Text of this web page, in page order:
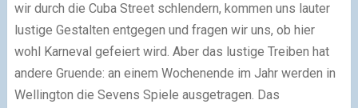
wir durch die Cuba Street schlendern, kommen uns lauter
lustige Gestalten entgegen und fragen wir uns, ob hier
wohl Karneval gefeiert wird. Aber das lustige Treiben hat
andere Gruende: an einem Wochenende im Jahr werden in
Wellington die Sevens Spiele ausgetragen. Das